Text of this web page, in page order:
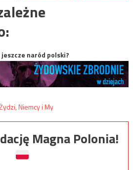
jeszcze naród polski?
Magna Polonia!